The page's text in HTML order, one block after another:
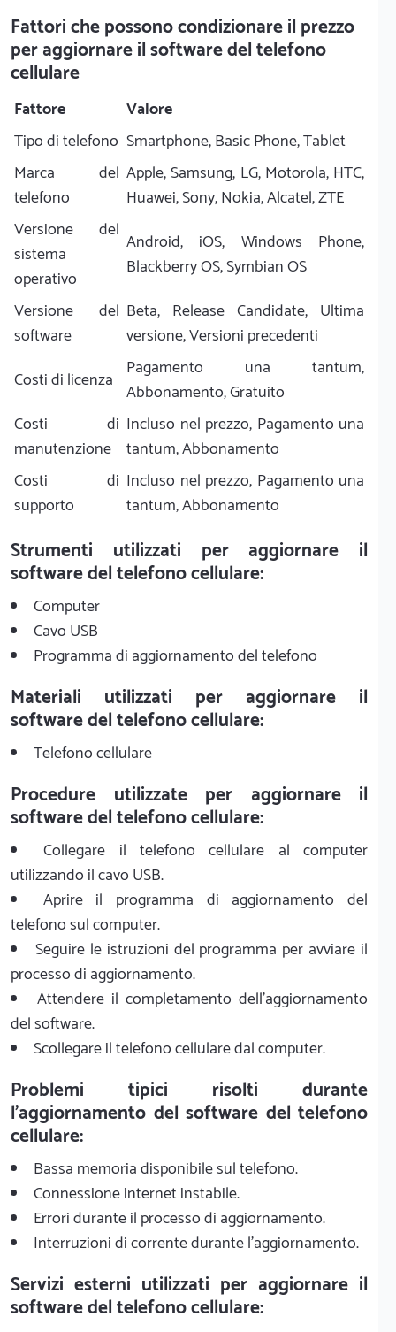
Fattori che possono condizionare il prezzo
per aggiornare il software del telefono
cellulare
Fattore
Valore
Tipo di telefono Smartphone, Basic Phone, Tablet
Marca del
telefono
Apple, Samsung, LG, Motorola, HTC,
Huawei, Sony, Nokia, Alcatel, ZTE
Versione del
sistema
operativo
Android, iOS, Windows Phone,
Blackberry OS, Symbian OS
Versione del
software
Beta, Release Candidate, Ultima
versione, Versioni precedenti
Costi di licenza Pagamento una tantum,
Abbonamento, Gratuito
Costi di
manutenzione
Incluso nel prezzo, Pagamento una
tantum, Abbonamento
Costi di
supporto
Incluso nel prezzo, Pagamento una
tantum, Abbonamento
Strumenti utilizzati per aggiornare il
software del telefono cellulare:
Computer
Cavo USB
Programma di aggiornamento del telefono
Materiali utilizzati per aggiornare il
software del telefono cellulare:
Telefono cellulare
Procedure utilizzate per aggiornare il
software del telefono cellulare:
Collegare il telefono cellulare al computer
utilizzando il cavo USB.
Aprire il programma di aggiornamento del
telefono sul computer.
Seguire le istruzioni del programma per avviare il
processo di aggiornamento.
Attendere il completamento dell'aggiornamento
del software.
Scollegare il telefono cellulare dal computer.
Problemi tipici risolti durante
l'aggiornamento del software del telefono
cellulare:
Bassa memoria disponibile sul telefono.
Connessione internet instabile.
Errori durante il processo di aggiornamento.
Interruzioni di corrente durante l'aggiornamento.
Servizi esterni utilizzati per aggiornare il
software del telefono cellulare: